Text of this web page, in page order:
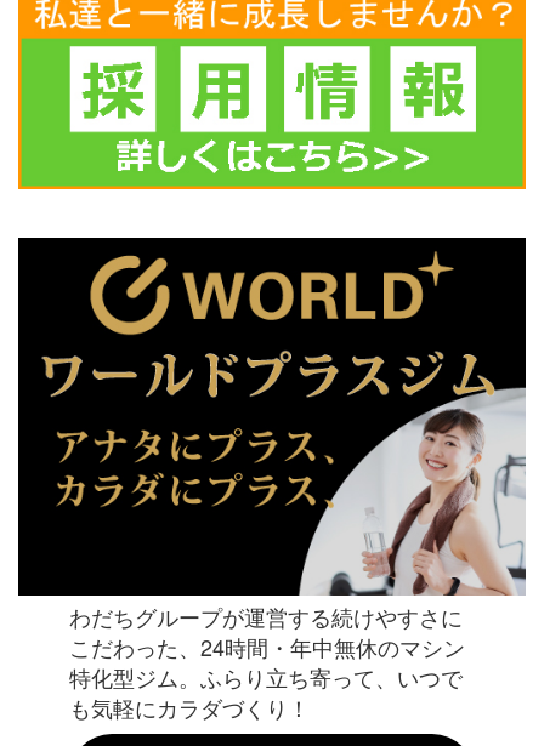
わだちグループが運営する続けやすさに
こだわった、24時間・年中無休のマシン
特化型ジム。ふらり立ち寄って、いつで
も気軽にカラダづくり！